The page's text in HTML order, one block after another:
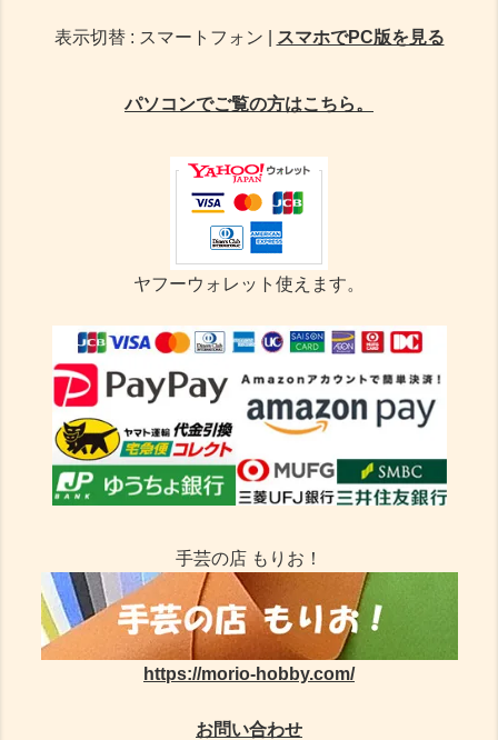
表示切替 : スマートフォン | スマホでPC版を見る
パソコンでご覧の方はこちら。
ヤフーウォレット使えます。
手芸の店 もりお！
https://morio-hobby.com/
お問い合わせ